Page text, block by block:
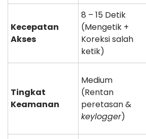
Kecepatan
Akses
8 – 15 Detik
(Mengetik +
Koreksi salah
ketik)
Tingkat
Keamanan
Medium
(Rentan
peretasan &
keylogger)